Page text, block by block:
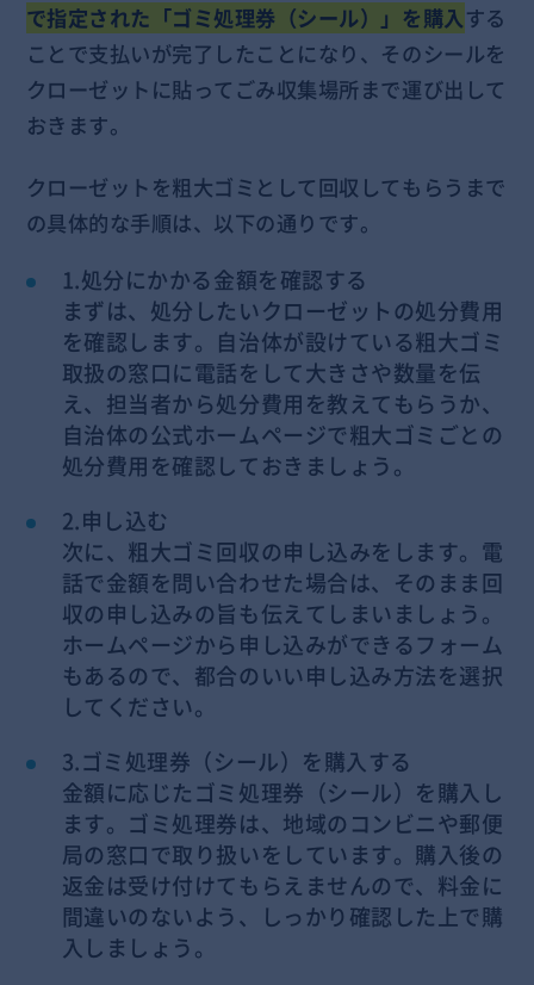
で指定された「ゴミ処理券（シール）」を購入する
ことで支払いが完了したことになり、そのシールを
クローゼットに貼ってごみ収集場所まで運び出して
おきます。
クローゼットを粗大ゴミとして回収してもらうまで
の具体的な手順は、以下の通りです。
1.処分にかかる金額を確認する
まずは、処分したいクローゼットの処分費用
を確認します。自治体が設けている粗大ゴミ
取扱の窓口に電話をして大きさや数量を伝
え、担当者から処分費用を教えてもらうか、
自治体の公式ホームページで粗大ゴミごとの
処分費用を確認しておきましょう。
2.申し込む
次に、粗大ゴミ回収の申し込みをします。電
話で金額を問い合わせた場合は、そのまま回
収の申し込みの旨も伝えてしまいましょう。
ホームページから申し込みができるフォーム
もあるので、都合のいい申し込み方法を選択
してください。
3.ゴミ処理券（シール）を購入する
金額に応じたゴミ処理券（シール）を購入し
ます。ゴミ処理券は、地域のコンビニや郵便
局の窓口で取り扱いをしています。購入後の
返金は受け付けてもらえませんので、料金に
間違いのないよう、しっかり確認した上で購
入しましょう。